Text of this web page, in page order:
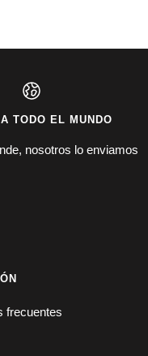
TODO EL MUNDO
nosotros lo enviamos
frecuentes